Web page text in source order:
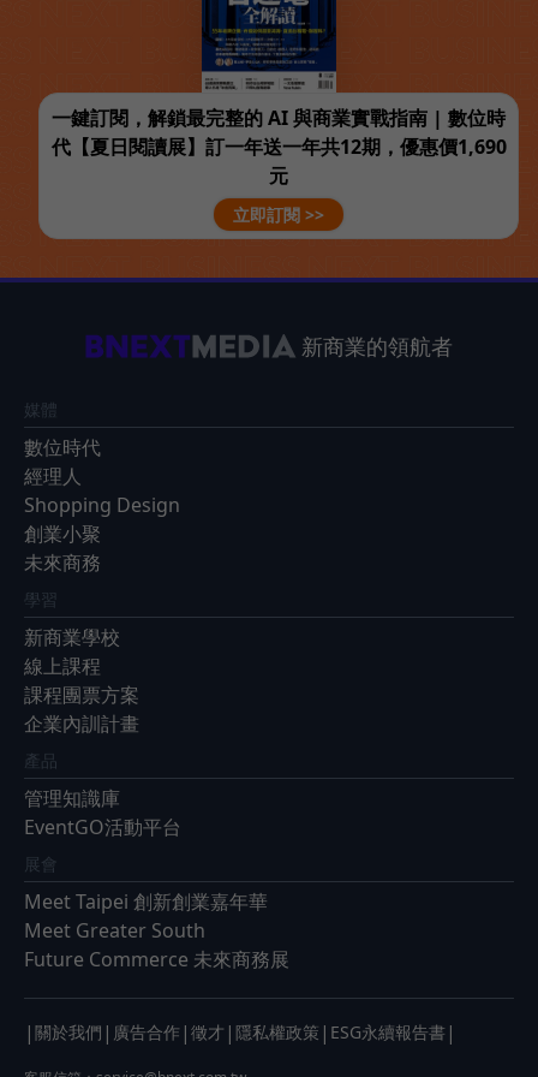
一鍵訂閱，解鎖最完整的 AI 與商業實戰指南 | 數位時
代【夏日閱讀展】訂一年送一年共12期，優惠價1,690
元
立即訂閱 >>
新商業的領航者
媒體
數位時代
經理人
Shopping Design
創業小聚
未來商務
學習
新商業學校
線上課程
課程團票方案
企業內訓計畫
產品
管理知識庫
EventGO活動平台
展會
Meet Taipei 創新創業嘉年華
Meet Greater South
Future Commerce 未來商務展
| 關於我們 | 廣告合作 | 徵才 | 隱私權政策 | ESG永續報告書 |